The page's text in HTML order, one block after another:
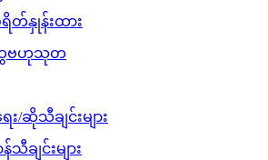
တ်နှုန်းထား
ဗဟုသုတ
/ဆိုသီချင်းများ
ချင်းများ